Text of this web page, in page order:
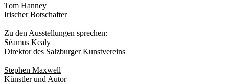
Tom Hanney
Irischer Botschafter
Zu den Ausstellungen sprechen:
Séamus Kealy
Direktor des Salzburger Kunstvereins
Stephen Maxwell
Künstler und Autor